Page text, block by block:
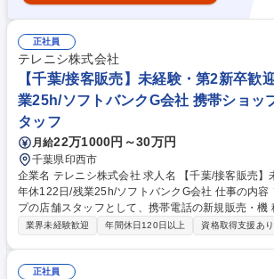
正社員
テレニシ株式会社
【千葉/接客販売】未経験・第2新卒歓
業25h/ソフトバンクG会社 携帯ショッ
タッフ
月給22万1000円～30万円
千葉県印西市
企業名 テレニシ株式会社 求人名 【千葉/接客販売】未経験・第2新卒歓迎/
年休122日/残業25h/ソフトバンクG会社 仕事の内容 ソフトバンクショッ
プの店舗スタッフとして、携帯電話の新規販売・機
最適な料金プラン、付帯サービスの提案、店内の
ンス）3日、があり1から基礎を学んでいただけます
業界未経験歓迎 年間休日120日以上 資格取得支援あり
正社員